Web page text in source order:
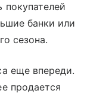
банки или
сезона.
еще впереди.
продается